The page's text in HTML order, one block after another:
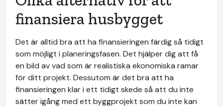
finansiera husbygget
Det är alltid bra att ha finansieringen färdig så tidigt
som möjligt i planeringsfasen. Det hjälper dig att få
en bild av vad som är realistiska ekonomiska ramar
för ditt projekt. Dessutom är det bra att ha
finansieringen klar i ett tidigt skede så att du inte
sätter igång med ett byggprojekt som du inte kan